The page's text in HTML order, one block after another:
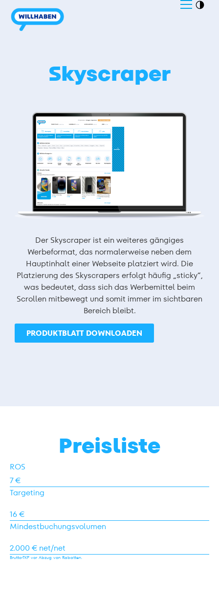
Skyscraper
Der Skyscraper ist ein weiteres gängiges
Werbeformat, das normalerweise neben dem
Hauptinhalt einer Webseite platziert wird. Die
Platzierung des Skyscrapers erfolgt häufig „sticky“,
was bedeutet, dass sich das Werbemittel beim
Scrollen mitbewegt und somit immer im sichtbaren
Bereich bleibt.
PRODUKTBLATT DOWNLOADEN
Preisliste
ROS
7 €
Targeting
16 €
Mindestbuchungsvolumen
2.000 € net/net
Brutto-TKP vor Abzug von Rabatten.